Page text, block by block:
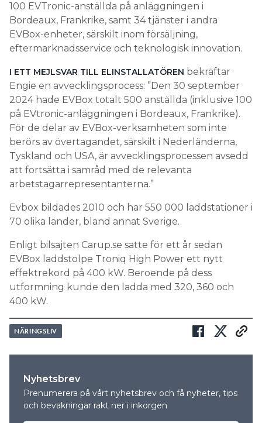
100 EVTronic-anställda på anläggningen i
Bordeaux, Frankrike, samt 34 tjänster i andra
EVBox-enheter, särskilt inom försäljning,
eftermarknadsservice och teknologisk innovation.
I ETT MEJLSVAR TILL ELINSTALLATÖREN bekräftar
Engie en avvecklingsprocess: ”Den 30 september
2024 hade EVBox totalt 500 anställda (inklusive 100
på EVtronic-anläggningen i Bordeaux, Frankrike).
För de delar av EVBox-verksamheten som inte
berörs av övertagandet, särskilt i Nederländerna,
Tyskland och USA, är avvecklingsprocessen avsedd
att fortsätta i samråd med de relevanta
arbetstagarrepresentanterna.”
Evbox bildades 2010 och har 550 000 laddstationer i
70 olika länder, bland annat Sverige.
Enligt bilsajten Carup.se satte för ett år sedan
EVBox laddstolpe Troniq High Power ett nytt
effektrekord på 400 kW. Beroende på dess
utformning kunde den ladda med 320, 360 och
400 kW.
NÄRINGSLIV
Nyhetsbrev
Prenumerera på vårt nyhetsbrev och få nyheter, tips
och bevakningar rakt ner i inkorgen